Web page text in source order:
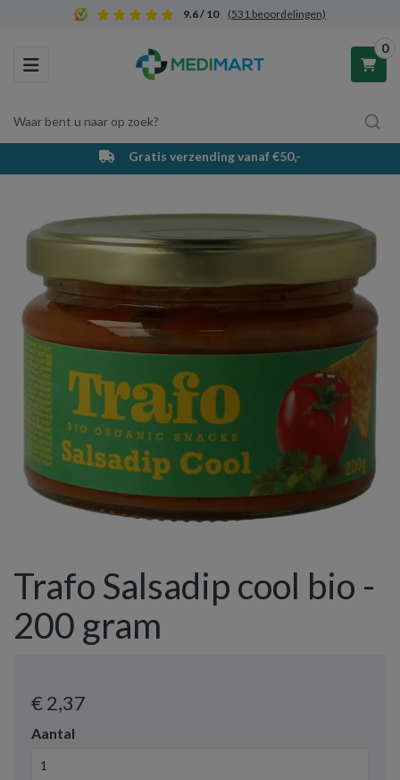
9.6 / 10 (531 beoordelingen)
Toggle navigation
Waar bent u naar op zoek?
0
Winkelwagen
Uw winkelwagen is leeg.
Gratis verzending vanaf €50,-
Trafo Salsadip cool bio -
200 gram
€ 2,37
Aantal